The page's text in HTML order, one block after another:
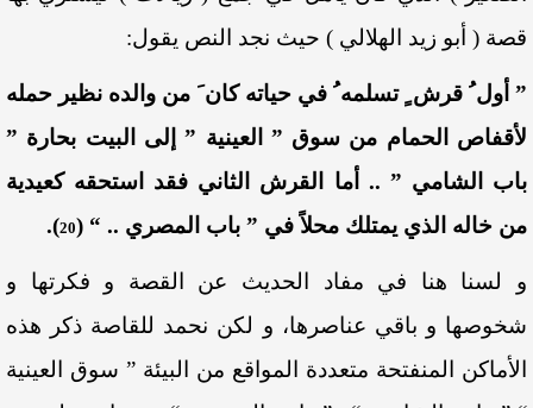
قصة ( أبو زيد الهلالي ) حيث نجد النص يقول:
” أول ُ قرش ٍ تسلمه ُ في حياته كان َ من والده نظير حمله
لأقفاص الحمام من سوق ” العينية ” إلى البيت بحارة ”
باب الشامي ” .. أما القرش الثاني فقد استحقه كعيدية
من خاله الذي يمتلك محلاً في ” باب المصري .. “ (
20
)
.
و لسنا هنا في مفاد الحديث عن القصة و فكرتها و
شخوصها و باقي عناصرها، و لكن نحمد للقاصة ذكر هذه
الأماكن المنفتحة متعددة المواقع من البيئة ” سوق العينية